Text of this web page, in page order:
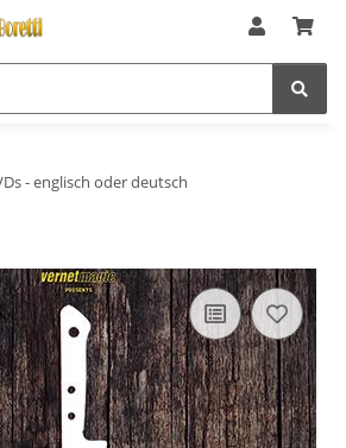
- englisch oder deutsch